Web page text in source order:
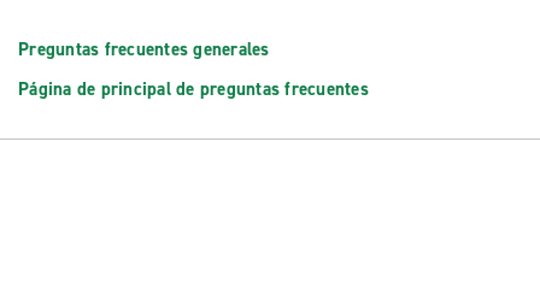
Preguntas frecuentes generales
Página de principal de preguntas frecuentes